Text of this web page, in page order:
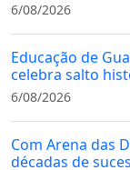
6/08/2026
Educação de
celebra salto
6/08/2026
Com Arena das
décadas de